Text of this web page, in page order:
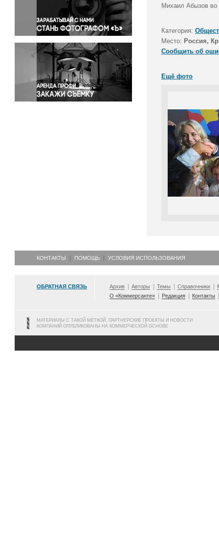
Правосудие
Происшествия и конфликты
Религия
Светская жизнь
Спорт
Экология
Экономика и бизнес
Михаил Абызов во
Категория:
Место: Россия,
Сообщить об
Ещё фото
КОНТАКТЫ ПОМОЩЬ УСЛОВИЯ ИСПОЛЬЗОВАНИЯ
ОБРАТНАЯ СВЯЗЬ Архив Авторы Темы Справочники
О «Коммерсанте»
Редакция Контакты
МАТЕРИАЛЫ С ТАКОЙ МЕТКОЙ, ПАРТНЕРСКИЕ ПРОЕКТЫ И НОВОСТИ
КОМПАНИЙ ОПУБЛИКОВАНЫ НА КОММЕРЧЕСКОЙ ОСНОВЕ